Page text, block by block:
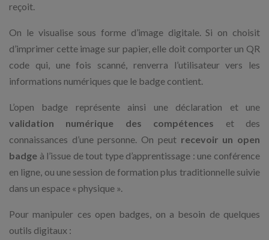
reçoit.
On le visualise sous forme d’image digitale. Si on choisit
d’imprimer cette image sur papier, elle doit comporter un QR
code qui, une fois scanné, renverra l’utilisateur vers les
informations numériques que le badge contient.
L’open badge représente ainsi une déclaration et une
validation numérique des compétences et des
connaissances d’une personne. On peut recevoir un open
badge à l’issue de tout type d’apprentissage : une conférence
en ligne, ou une session de formation plus traditionnelle suivie
dans un espace « physique ».
Pour manipuler ces open badges, on a besoin de quelques
outils digitaux :